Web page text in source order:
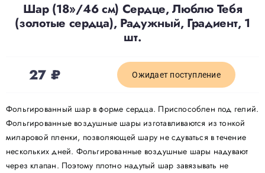
Шар (18»/46 см) Сердце, Люблю Тебя
(золотые сердца), Радужный, Градиент, 1
шт.
27 ₽ Ожидает поступление
Фольгированный шар в форме сердца. Приспособлен под гелий.
Фольгированные воздушные шары изготавливаются из тонкой
миларовой пленки, позволяющей шару не сдуваться в течение
нескольких дней. Фольгированные воздушные шары надувают
через клапан. Поэтому плотно надутый шар завязывать не